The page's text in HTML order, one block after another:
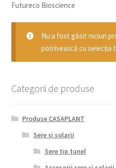
Igienă publică
Casa și grădina
Sere și solarii
Futureco Bioscience
Nu a fost găsit niciun
potrivească cu selecția
Categorii de produse
Produse CASAPLANT
Sere și solarii
Sere tip tunel